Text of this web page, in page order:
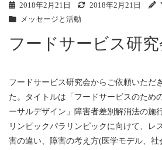
2018年2月21日 2018年2月21日
メッセージと活動
フードサービス研
フードサービス研究会からご依頼いただ
た。タイトルは「フードサービスのため
ーサルデザイン」障害者差別解消法の施
リンピックパラリンピックに向けて、レ
害の違い、障害の考え方(医学モデル、